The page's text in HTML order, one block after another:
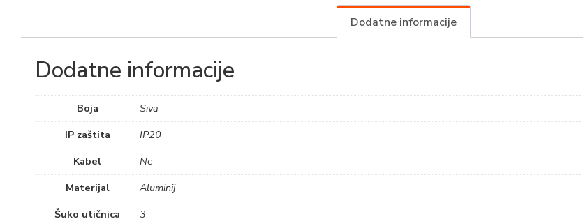
Dodatne informacije
Dodatne informacije
Boja
Siva
IP zaštita
IP20
Kabel
Ne
Materijal
Aluminij
Šuko utičnica
3